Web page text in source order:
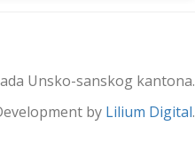
Unsko-sanskog kantona.
by Lilium Digital.